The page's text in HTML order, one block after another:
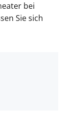
bei
Sie sich